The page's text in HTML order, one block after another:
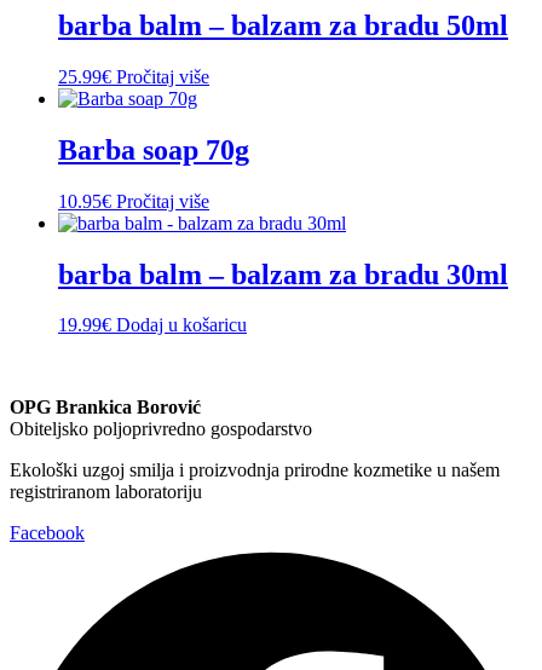
barba balm – balzam za bradu 50ml
25.99€ Pročitaj više
Barba soap 70g
10.95€ Pročitaj više
barba balm – balzam za bradu 30ml
19.99€ Dodaj u košaricu
OPG Brankica Borović
Obiteljsko poljoprivredno gospodarstvo
Ekološki uzgoj smilja i proizvodnja prirodne kozmetike u našem
registriranom laboratoriju
Facebook